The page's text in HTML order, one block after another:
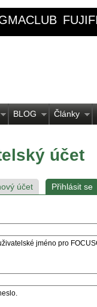
BLOG Články
účet
účet Přihlásit se
jméno pro